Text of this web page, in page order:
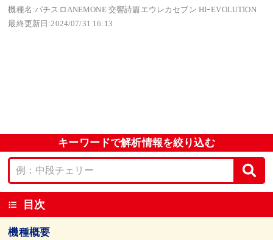
機種名:パチスロANEMONE 交響詩篇エウレカセブン HIｰEVOLUTION
最終更新日:2024/07/31 16:13
キーワードで解析情報を絞り込む
目次
機種概要